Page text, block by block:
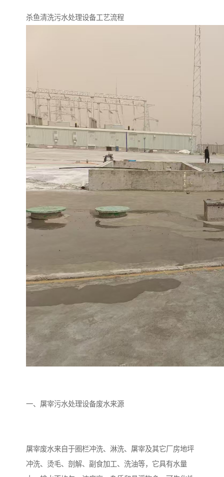
杀鱼清洗污水处理设备工艺流程
一、屠宰污水处理设备废水来源
屠宰废水来自于圈栏冲洗、淋洗、屠宰及其它厂房地坪
冲洗、烫毛、剖解、副食加工、洗油等，它具有水量
MBR膜污水处理设备
污水处理设备生产厂家
印刷厂污水处理设备 二级生化污水处理设备
污水提升泵站 口腔科污水处理设备
A2O污水处理设备 乡村污水处理一体化设备
风景区生活污水处理一体
化设备
一体化污水处理设备
无动力一体化污水处理设 服务区一体化污水处理设
备
小型污水处理设备
肉制品加工污水处理设备 农村一体化污水处理设备
金属配件洗涤污水处理设 小型一体化污水处理设备
微动力污水处理设备 集中式生活污水处理设备
接触式一体化污水处理设 化粪池一体化污水处理设
备
污水处理一体化设备 气浮机设备
淀粉污水处理设备 塑料污水处理设备
喷漆污水处理设备 污水处理设备设备生产厂
生产厂家
洗车污水处理设备 变电站污水处理设备
熟食厂污水处理设备 美容院一体化污水处理设